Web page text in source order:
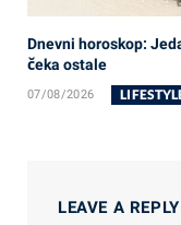
Dnevni horoskop:
čeka ostale
07/08/2026
LEAVE A REPLY